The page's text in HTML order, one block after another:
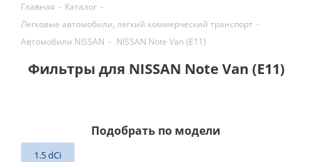
Главная - Каталог -
Легковые автомобили, легкий коммерческий транспорт -
Автомобили NISSAN - NISSAN Note Van (E11)
Фильтры для NISSAN Note Van (E11)
Подобрать по модели
1.5 dCi